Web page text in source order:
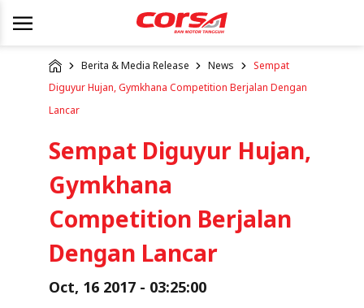
Berita & Media Release News
Sempat
Diguyur Hujan, Gymkhana Competition Berjalan Dengan
Lancar
Sempat Diguyur Hujan,
Gymkhana
Competition Berjalan
Dengan Lancar
Oct, 16 2017 - 03:25:00